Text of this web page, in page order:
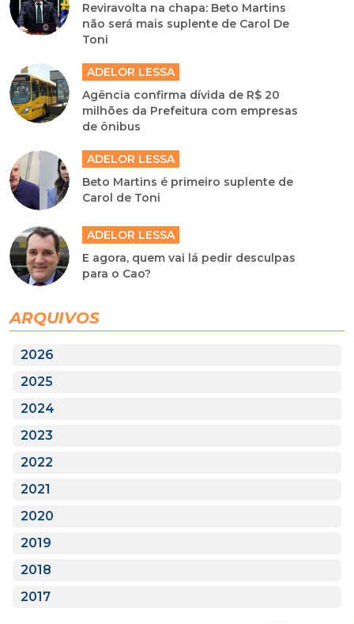
Reviravolta na chapa: Beto Martins
não será mais suplente de Carol De
Toni
ADELOR LESSA
Agência confirma dívida de R$ 20
milhões da Prefeitura com empresas
de ônibus
ADELOR LESSA
Beto Martins é primeiro suplente de
Carol de Toni
ADELOR LESSA
E agora, quem vai lá pedir desculpas
para o Cao?
ARQUIVOS
2026
2025
2024
2023
2022
2021
2020
2019
2018
2017